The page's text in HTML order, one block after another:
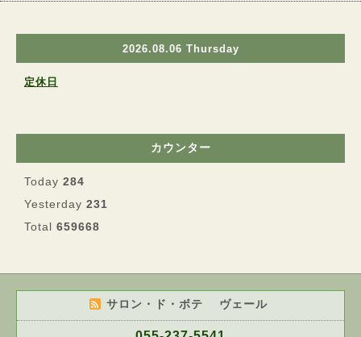
2026.08.06 Thursday
定休日
カウンター
Today 284
Yesterday 231
Total 659668
サロン・ド・ボテ ヴェール